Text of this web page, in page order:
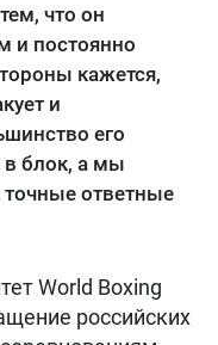
что он
и постоянно
кажется,
и
его
в блок, а мы
точные ответные
World Boxing
российских